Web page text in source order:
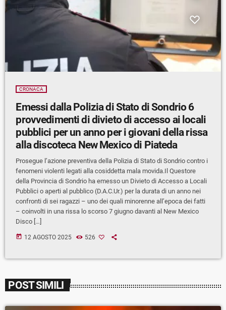
CRONACA
Emessi dalla Polizia di Stato di Sondrio 6
provvedimenti di divieto di accesso ai locali
pubblici per un anno per i giovani della rissa
alla discoteca New Mexico di Piateda
Prosegue l’azione preventiva della Polizia di Stato di Sondrio contro i
fenomeni violenti legati alla cosiddetta mala movida.Il Questore
della Provincia di Sondrio ha emesso un Divieto di Accesso a Locali
Pubblici o aperti al pubblico (D.A.C.Ur.) per la durata di un anno nei
confronti di sei ragazzi – uno dei quali minorenne all’epoca dei fatti
– coinvolti in una rissa lo scorso 7 giugno davanti al New Mexico
Disco […]
today 12 AGOSTO 2025 526
POST SIMILI